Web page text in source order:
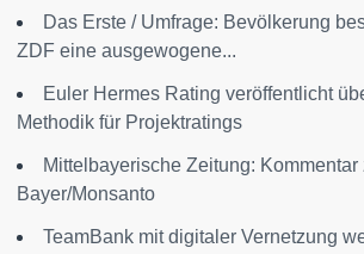
Das Erste / Umfrage: Bevölkerung
ZDF eine ausgewogene...
Euler Hermes Rating veröffentlicht
Methodik für Projektratings
Mittelbayerische Zeitung: Kommentar
Bayer/Monsanto
TeamBank mit digitaler Vernetzung